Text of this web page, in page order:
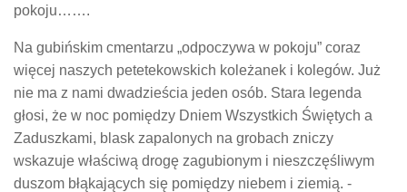
pokoju…….
Na gubińskim cmentarzu „odpoczywa w pokoju” coraz
więcej naszych petetekowskich koleżanek i kolegów. Już
nie ma z nami dwadzieścia jeden osób. Stara legenda
głosi, że w noc pomiędzy Dniem Wszystkich Świętych a
Zaduszkami, blask zapalonych na grobach zniczy
wskazuje właściwą drogę zagubionym i nieszczęśliwym
duszom błąkających się pomiędzy niebem i ziemią. -